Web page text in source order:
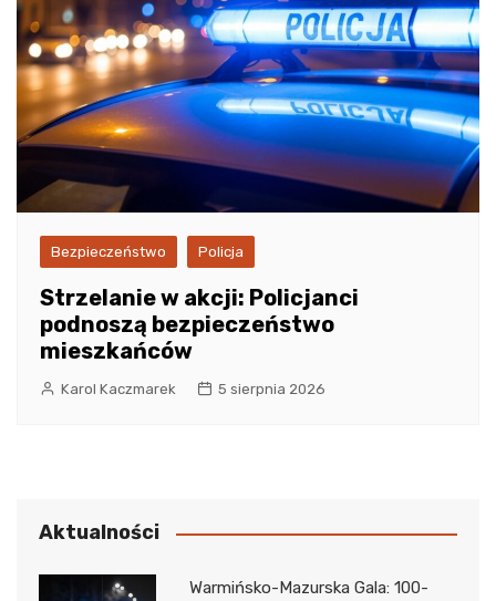
Bezpieczeństwo Policja
Strzelanie w akcji: Policjanci
podnoszą bezpieczeństwo
mieszkańców
Karol Kaczmarek 5 sierpnia 2026
Aktualności
Warmińsko-Mazurska Gala: 100-